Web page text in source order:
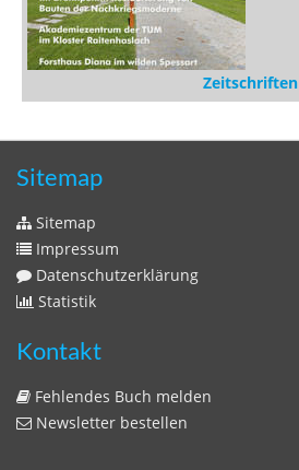
Zeitschriften
Sitemap
Sitemap
Impressum
Datenschutzerklärung
Statistik
Kontakt
Fehlendes Buch melden
Newsletter bestellen